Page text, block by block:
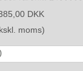
DKK
moms)